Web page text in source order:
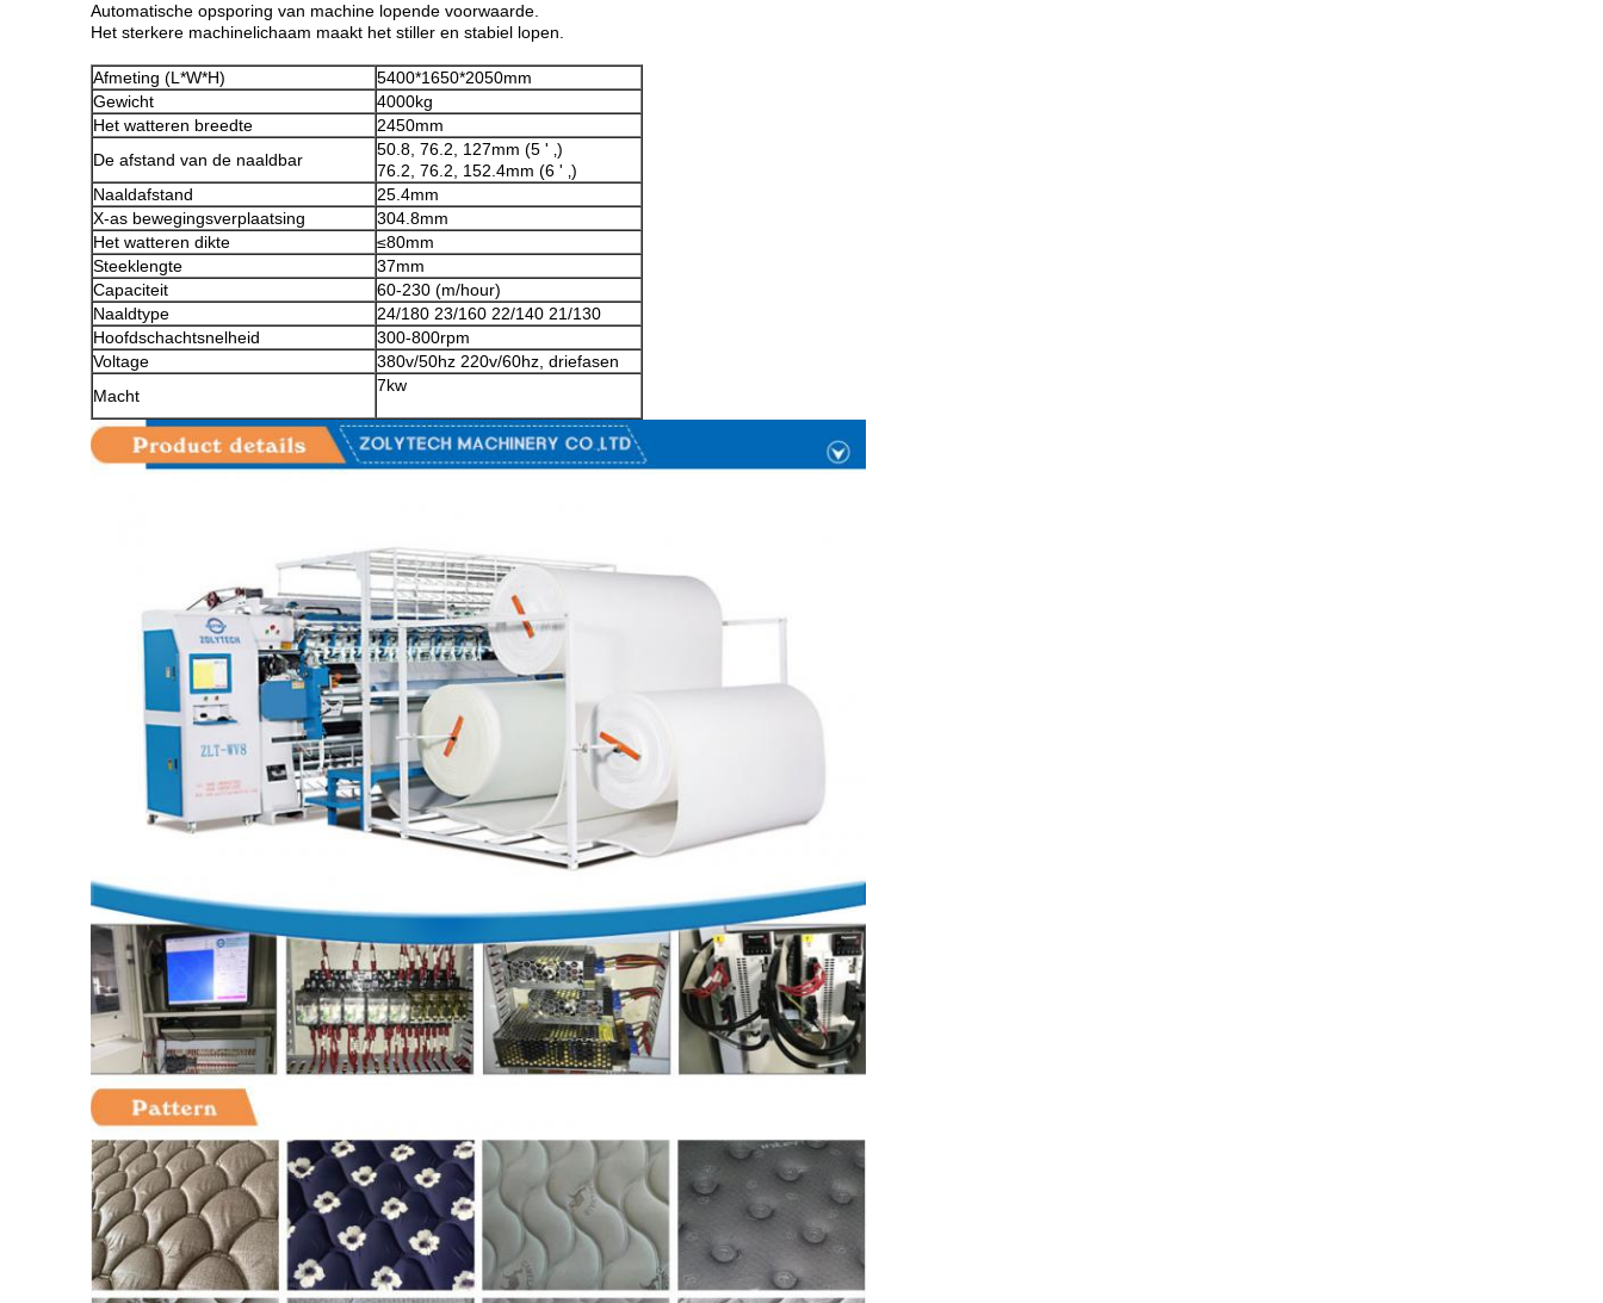
Automatische opsporing van machine lopende voorwaarde.
Het sterkere machinelichaam maakt het stiller en stabiel lopen.
Afmeting (L*W*H)
5400*1650*2050mm
Gewicht
4000kg
Het watteren breedte
2450mm
De afstand van de naaldbar
50.8, 76.2, 127mm (5 ' ‚)
76.2, 76.2, 152.4mm (6 ' ‚)
Naaldafstand
25.4mm
X-as bewegingsverplaatsing
304.8mm
Het watteren dikte
≤80mm
Steeklengte
37mm
Capaciteit
60-230 (m/hour)
Naaldtype
24/180 23/160 22/140 21/130
Hoofdschachtsnelheid
300-800rpm
Voltage
380v/50hz 220v/60hz, driefasen
Macht
7kw